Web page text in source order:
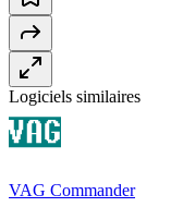
Logiciels similaires
VAG Commander